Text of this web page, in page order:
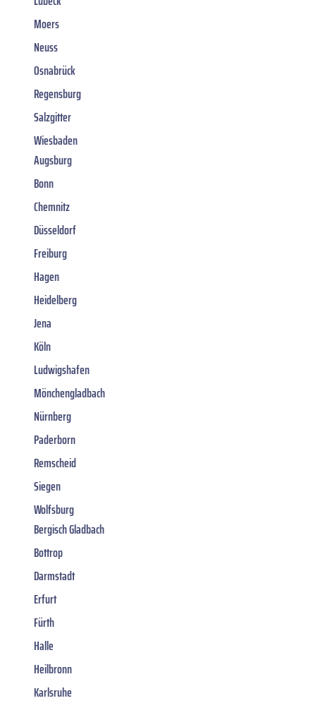
Moers
Neuss
Osnabrück
Regensburg
Salzgitter
Wiesbaden
Augsburg
Bonn
Chemnitz
Düsseldorf
Freiburg
Hagen
Heidelberg
Jena
Köln
Ludwigshafen
Mönchengladbach
Nürnberg
Paderborn
Remscheid
Siegen
Wolfsburg
Bergisch Gladbach
Bottrop
Darmstadt
Erfurt
Fürth
Halle
Heilbronn
Karlsruhe